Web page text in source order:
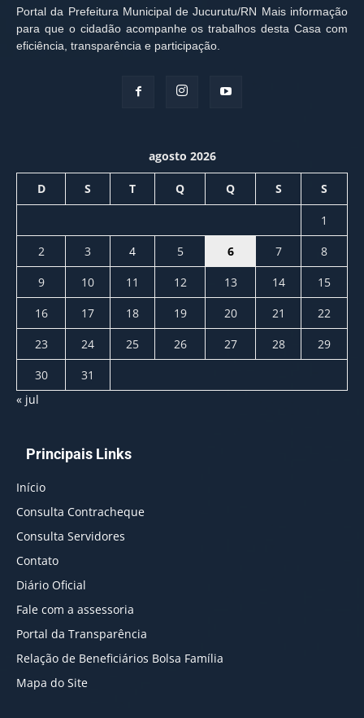
Portal da Prefeitura Municipal de Jucurutu/RN Mais informação
para que o cidadão acompanhe os trabalhos desta Casa com
eficiência, transparência e participação.
agosto 2026
D S T Q Q S S
1
2
3 4 5 6 7
8
9
10 11 12 13 14
15
16
17 18 19 20 21
22
23
24 25 26 27 28
29
30
31
« jul
Principais Links
Início
Consulta Contracheque
Consulta Servidores
Contato
Diário Oficial
Fale com a assessoria
Portal da Transparência
Relação de Beneficiários Bolsa Família
Mapa do Site